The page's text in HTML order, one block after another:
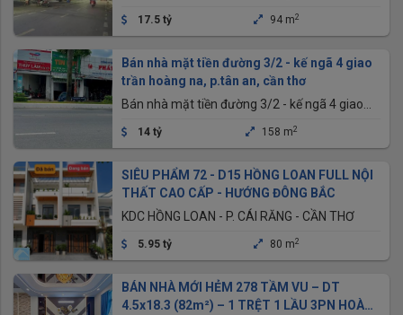
17.5 tỷ 94 m2
Bán nhà mặt tiền đường 3/2 - kế ngã 4 giao
trần hoàng na, p.tân an, cần thơ
Bán nhà mặt tiền đường 3/2 - kế ngã 4 giao
14 tỷ 158 m2
SIÊU PHẨM 72 - D15 HỒNG LOAN FULL NỘI
THẤT CAO CẤP - HƯỚNG ĐÔNG BẮC
KDC HỒNG LOAN - P. CÁI RĂNG - CẦN THƠ
5.95 tỷ 80 m2
BÁN NHÀ MỚI HẺM 278 TẦM VU – DT
4.5x18.3 (82m²) – 1 TRỆT 1 LẦU 3PN HOÀN